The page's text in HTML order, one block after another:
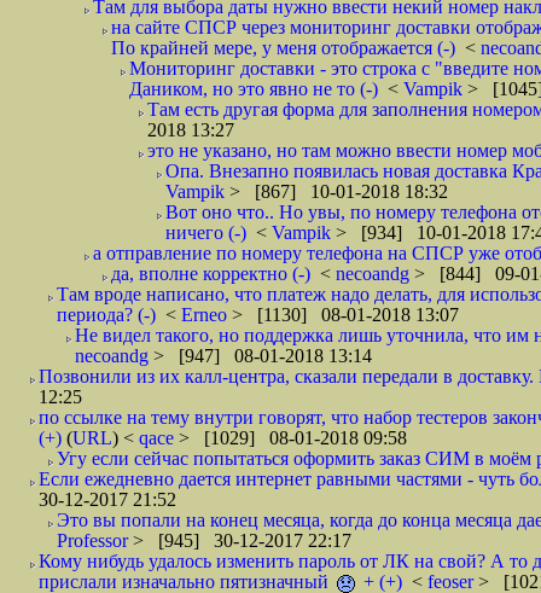
Там для выбора даты нужно ввести некий номер
на сайте СПСР через мониторинг доставки
По крайней мере, у меня отображается (-) <
Мониторинг доставки - это строка с "введите
Даником, но это явно не то (-) < Vampik >
Там есть другая форма для заполнения
2018 13:27
это не указано, но там можно ввести номер
Опа. Внезапно появилась новая доставка
Vampik > [867] 10-01-2018 18:32
Вот оно что.. Но увы, по номеру телефона
ничего (-) < Vampik > [934] 10-01-2018
а отправление по номеру телефона на СПСР уже
да, вполне корректно (-) < necoandg > [844] 09-01-
Там вроде написано, что платеж надо делать, для
периода? (-) < Erneo > [1130] 08-01-2018 13:07
Не видел такого, но поддержка лишь уточнила, что
necoandg > [947] 08-01-2018 13:14
Позвонили из их калл-центра, сказали передали в
12:25
по ссылке на тему внутри говорят, что набор тестеров
(+) (URL) < qace > [1029] 08-01-2018 09:58
Угу если сейчас попытаться оформить заказ СИМ в моём
Если ежедневно дается интернет равными частями - чуть
30-12-2017 21:52
Это вы попали на конец месяца, когда до конца месяца
Professor> [945] 30-12-2017 22:17
Кому нибудь удалось изменить пароль от ЛК на свой? А то
прислали изначально пятизначный
+ (+) < feoser>